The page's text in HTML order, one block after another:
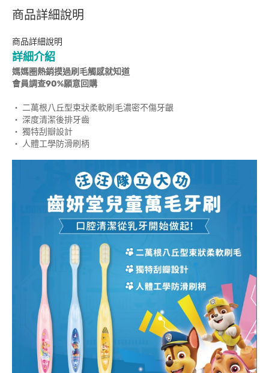
商品詳細說明
商品詳細說明
詳細介紹
媽媽圈熱銷摸過刷毛觸感就知道
會員調查90%願意回購
‧ 二萬根八丘型束狀柔軟刷毛濃密不傷牙齦
‧ 深度清潔後排牙齒
‧ 獨特刮瓣設計
‧ 人體工學防滑刷柄